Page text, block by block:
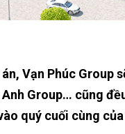
Vạn Phúc
Group… cũng
quý cuối cùng